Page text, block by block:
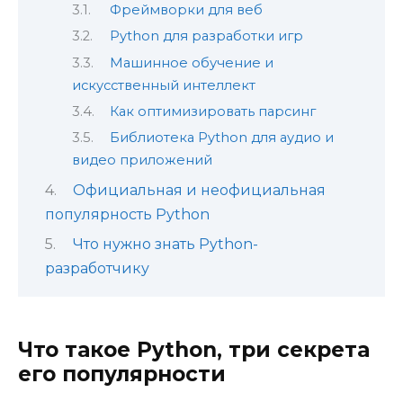
Фреймворки для веб
Python для разработки игр
Машинное обучение и
искусственный интеллект
Как оптимизировать парсинг
Библиотека Python для аудио и
видео приложений
Официальная и неофициальная
популярность Python
Что нужно знать Python-
разработчику
Что такое Python, три секрета
его популярности